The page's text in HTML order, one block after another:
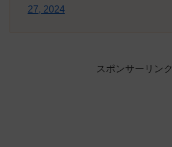
27, 2024
スポンサーリンク